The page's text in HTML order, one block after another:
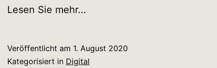
Lesen Sie mehr…
Veröffentlicht am 1. August 2020
Kategorisiert in Digital